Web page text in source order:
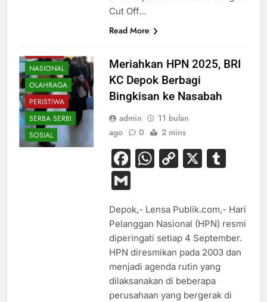
Cut Off…
Read More
NASIONAL
OLAHRAGA
PERISTIWA
SERBA SERBI
SOSIAL
Meriahkan HPN 2025, BRI
KC Depok Berbagi
Bingkisan ke Nasabah
admin
11 bulan
ago
0 2 mins
Facebook
WhatsApp
Copy
X
Gmail
Depok,- Lensa Publik.com,- Hari
Pelanggan Nasional (HPN) resmi
diperingati setiap 4 September.
HPN diresmikan pada 2003 dan
menjadi agenda rutin yang
dilaksanakan di beberapa
perusahaan yang bergerak di